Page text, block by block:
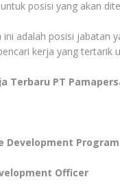
posisi yang akan
ini adalah posisi jabatan
kerja yang tertarik
Terbaru PT
Development Program
Officer